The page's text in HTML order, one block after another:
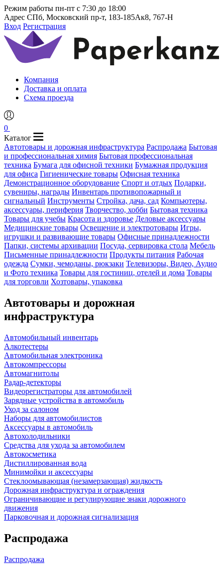
Режим работы пн-пт с 7:30 до 18:00
Адрес СПб, Московский пр-т, 183-185Ак8, 767-Н
Вход Регистрация
Компания
Доставка и оплата
Схема проезда
0
Каталог
Автотовары и дорожная инфраструктура Распродажа Бытовая
и профессиональная химия Бытовая профессиональная
техника Бумага для офисной техники Бумажная продукция
для офиса Гигиенические товары Офисная техника
Демонстрационное оборудование Спорт и отдых Подарки,
сувениры, награды Инвентарь противопожарный и
сигнальный Инструменты Стройка, дача, сад Компьютеры,
аксессуары, периферия Творчество, хобби Бытовая техника
Товары для учебы Красота и здоровье Деловые аксессуары
Медицинские товары Освещение и электротовары Игры,
игрушки и развивающие товары Офисные принадлежности
Папки, системы архивации Посуда, сервировка стола Мебель
Письменные принадлежности Продукты питания Рабочая
одежда Сумки, чемоданы, рюкзаки Телевизоры, Видео, Аудио
и Фото техника Товары для гостиниц, отелей и дома Товары
для торговли Хозтовары, упаковка
Автотовары и дорожная
инфраструктура
Автомобильный инвентарь
Алкотестеры
Автомобильная электроника
Автокомпрессоры
Автомагнитолы
Радар-детекторы
Видеорегистраторы для автомобилей
Зарядные устройства в автомобиль
Уход за салоном
Наборы для автомобилистов
Аксессуары в автомобиль
Автохолодильники
Средства для ухода за автомобилем
Автокосметика
Дистиллированная вода
Минимойки и аксессуары
Стеклоомывающая (незамерзающая) жидкость
Дорожная инфраструктура и ограждения
Ограничивающие и регулирующие знаки дорожного
движения
Парковочная и дорожная сигнализация
Распродажа
Распродажа